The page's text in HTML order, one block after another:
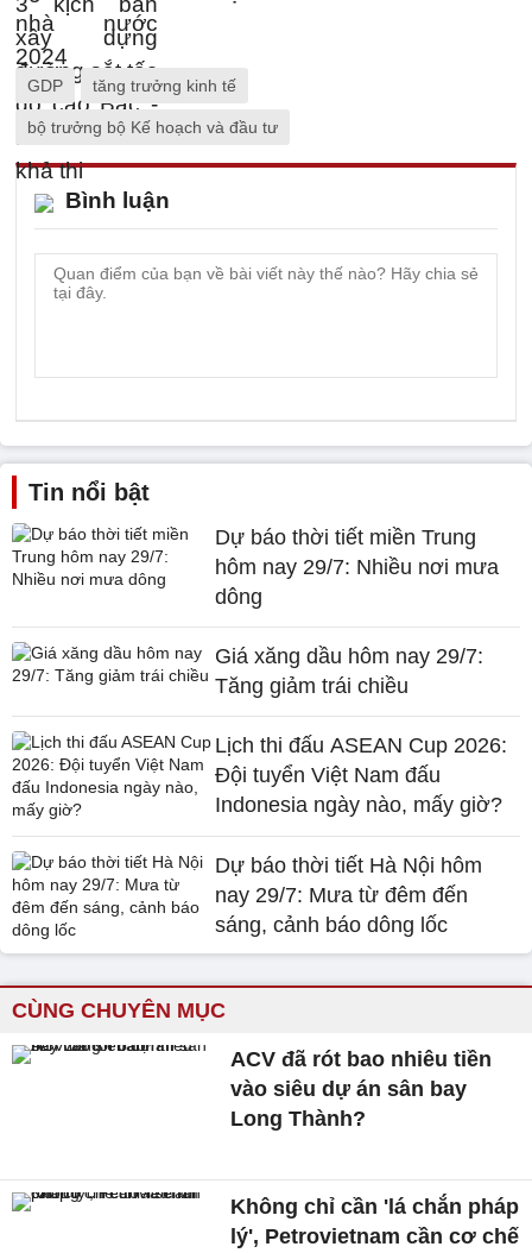
GDP tăng trưởng kinh tế
bộ trưởng bộ Kế hoạch và đầu tư
Bình luận
Tin nổi bật
Dự báo thời tiết miền Trung
hôm nay 29/7: Nhiều nơi mưa
dông
Giá xăng dầu hôm nay 29/7:
Tăng giảm trái chiều
Lịch thi đấu ASEAN Cup 2026:
Đội tuyển Việt Nam đấu
Indonesia ngày nào, mấy giờ?
Dự báo thời tiết Hà Nội hôm
nay 29/7: Mưa từ đêm đến
sáng, cảnh báo dông lốc
CÙNG CHUYÊN MỤC
ACV đã rót bao nhiêu tiền
vào siêu dự án sân bay
Long Thành?
Không chỉ cần 'lá chắn pháp
lý', Petrovietnam cần cơ chế